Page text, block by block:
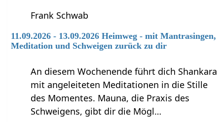
Frank Schwab
11.09.2026 - 13.09.2026 Heimweg - mit Mantrasingen,
Meditation und Schweigen zurück zu dir
An diesem Wochenende führt dich Shankara
mit angeleiteten Meditationen in die Stille
des Momentes. Mauna, die Praxis des
Schweigens, gibt dir die Mögl…